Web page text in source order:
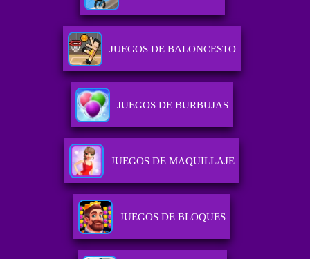
JUEGOS DE BALONCESTO
JUEGOS DE BURBUJAS
JUEGOS DE MAQUILLAJE
JUEGOS DE BLOQUES